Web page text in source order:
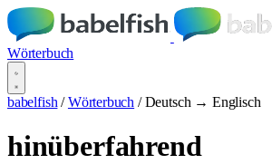
Wörterbuch
babelfish / Wörterbuch / Deutsch → Englisch
hinüberfahrend